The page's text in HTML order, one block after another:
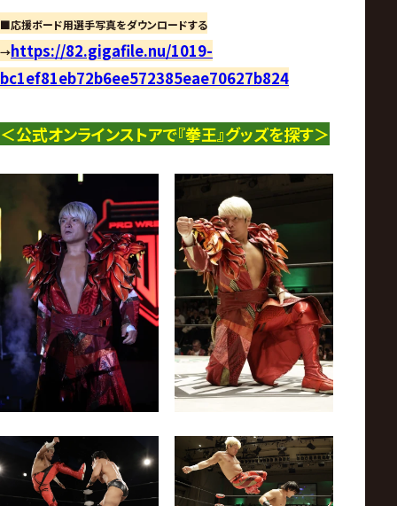
■応援ボード用選手写真をダウンロードする
→https://82.gigafile.nu/1019-
bc1ef81eb72b6ee572385eae70627b824
＜公式オンラインストアで『拳王』グッズを探す＞